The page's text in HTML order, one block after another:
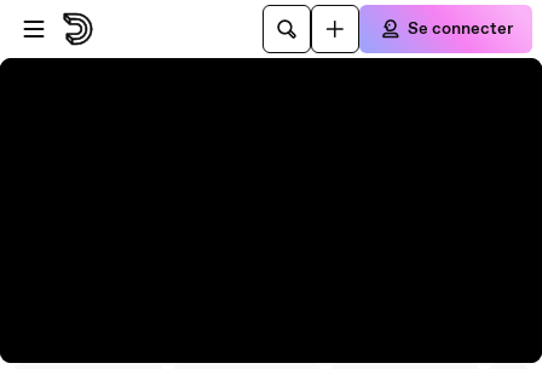
Passer au player
Passer au contenu principal
Se connecter